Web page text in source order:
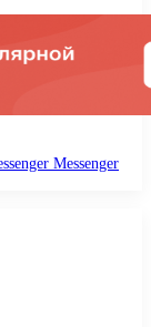
Messenger